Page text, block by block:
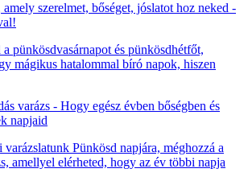
szerelmet, bőséget, jóslatot hoz neked -
pünkösdvasárnapot és pünkösdhétfőt,
mágikus hatalommal bíró napok, hiszen
varázs - Hogy egész évben bőségben és
napjaid
Pünkösd napjára, méghozzá a
amellyel elérheted, hogy az év többi napja